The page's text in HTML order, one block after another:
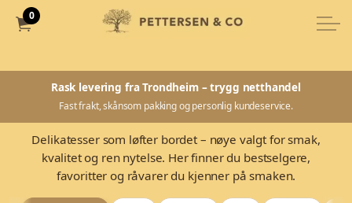
0
Rask levering fra Trondheim – trygg netthandel
Fast frakt, skånsom pakking og personlig kundeservice.
Delikatesser som løfter bordet – nøye valgt for smak,
kvalitet og ren nytelse. Her finner du bestselgere,
favoritter og råvarer du kjenner på smaken.